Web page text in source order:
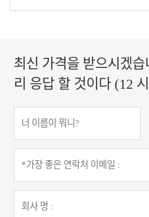
최신 가격을 받으시겠
리 응답 할 것이다 (12